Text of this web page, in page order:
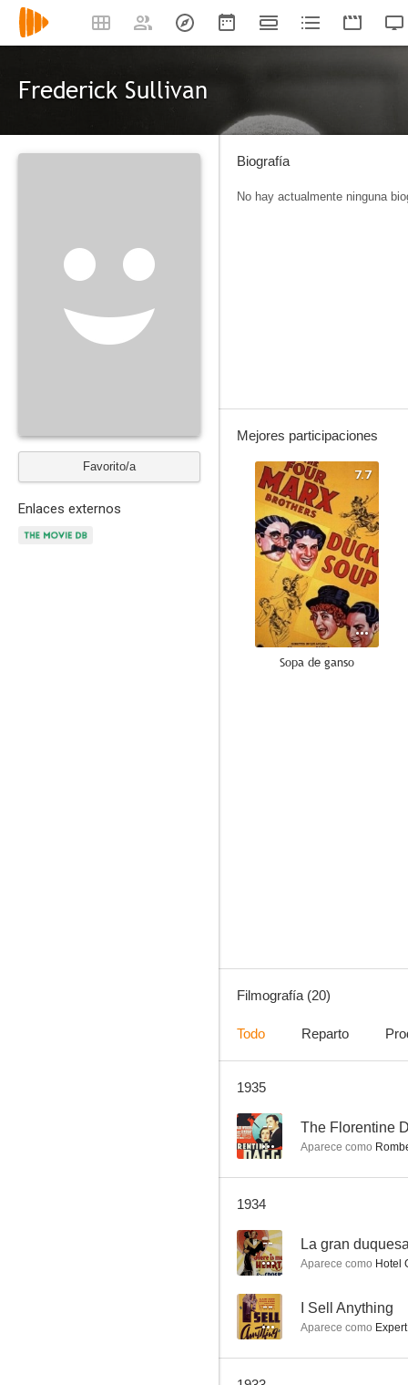
Frederick Sullivan
Favorito/a
Enlaces externos
Biografía
No hay actualmente ninguna
Mejores participaciones
7.7
Sopa de ganso
Una aventura en la niebla
--
Filmografía (20)
Todo Reparto
1935
-- The Florentine
Aparece como
1934
-- La gran
Aparece como Hotel
-- I Sell Anything
Aparece como Expert